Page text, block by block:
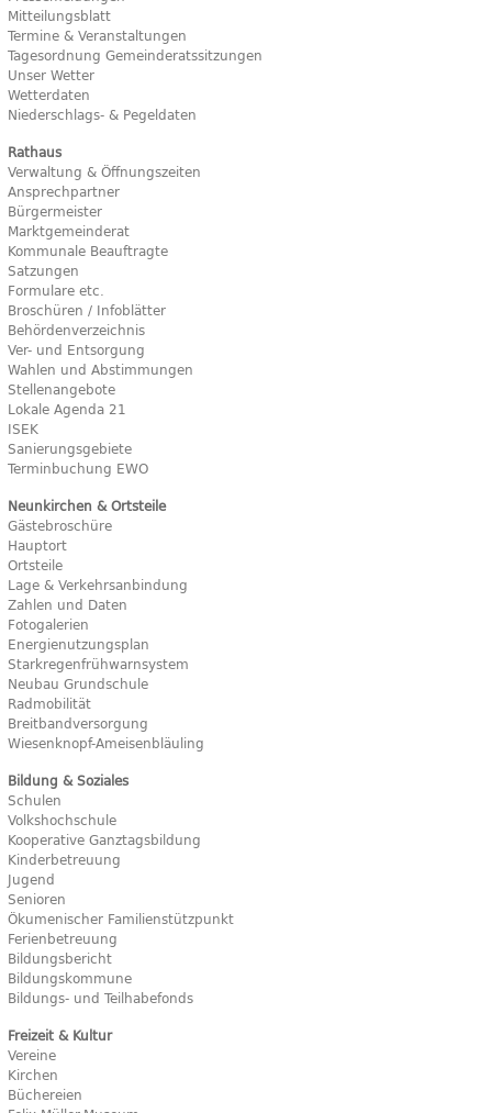
Mitteilungsblatt
Termine & Veranstaltungen
Tagesordnung Gemeinderatssitzungen
Unser Wetter
Wetterdaten
Niederschlags- & Pegeldaten
Rathaus
Verwaltung & Öffnungszeiten
Ansprechpartner
Bürgermeister
Marktgemeinderat
Kommunale Beauftragte
Satzungen
Formulare etc.
Broschüren / Infoblätter
Behördenverzeichnis
Ver- und Entsorgung
Wahlen und Abstimmungen
Stellenangebote
Lokale Agenda 21
ISEK
Sanierungsgebiete
Terminbuchung EWO
Neunkirchen & Ortsteile
Gästebroschüre
Hauptort
Ortsteile
Lage & Verkehrsanbindung
Zahlen und Daten
Fotogalerien
Energienutzungsplan
Starkregenfrühwarnsystem
Neubau Grundschule
Radmobilität
Breitbandversorgung
Wiesenknopf-Ameisenbläuling
Bildung & Soziales
Schulen
Volkshochschule
Kooperative Ganztagsbildung
Kinderbetreuung
Jugend
Senioren
Ökumenischer Familienstützpunkt
Ferienbetreuung
Bildungsbericht
Bildungskommune
Bildungs- und Teilhabefonds
Freizeit & Kultur
Vereine
Kirchen
Büchereien